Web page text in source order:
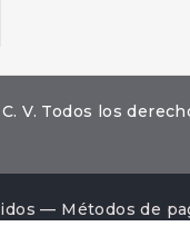
V. Todos los
— Métodos de